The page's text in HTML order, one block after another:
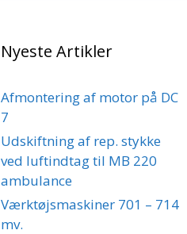
Nyeste Artikler
Afmontering af motor på DC
7
Udskiftning af rep. stykke
ved luftindtag til MB 220
ambulance
Værktøjsmaskiner 701 – 714
mv.